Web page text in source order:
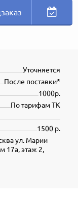
Уточняется
После поставки*
1000р.
По тарифам ТК
1500 р.
ул. Марии
17а, этаж 2,